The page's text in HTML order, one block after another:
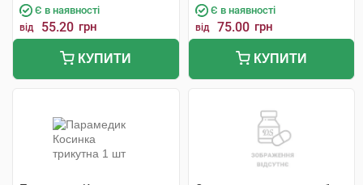
Є в наявності
від 55.20 грн
КУПИТИ
Є в наявності
від 75.00 грн
КУПИТИ